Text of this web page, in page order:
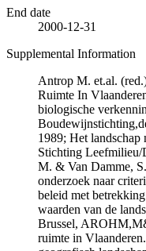
End date
2000-12-31
Supplemental Information
Antrop M. et.al.
Ruimte In
biologische
1989; Het
Stichting
M. & Van Damme,
onderzoek naar
beleid met
waarden van de
Brussel,
ruimte in